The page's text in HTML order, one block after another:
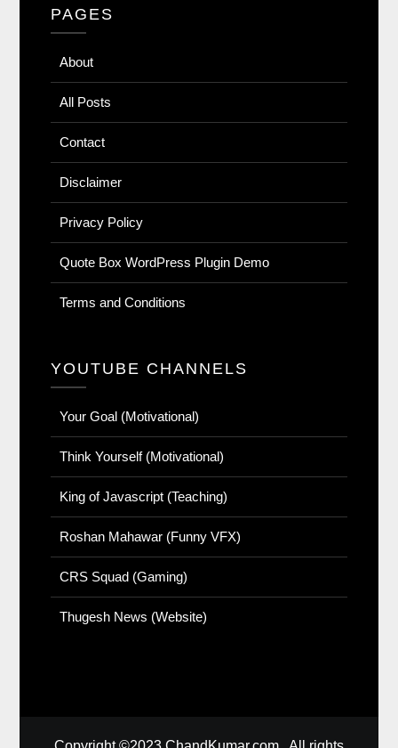
PAGES
About
All Posts
Contact
Disclaimer
Privacy Policy
Quote Box WordPress Plugin Demo
Terms and Conditions
YOUTUBE CHANNELS
Your Goal (Motivational)
Think Yourself (Motivational)
King of Javascript (Teaching)
Roshan Mahawar (Funny VFX)
CRS Squad (Gaming)
Thugesh News (Website)